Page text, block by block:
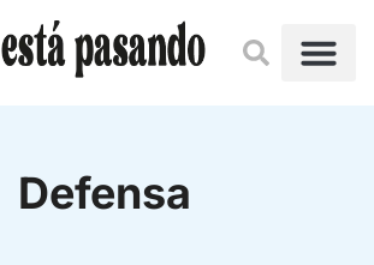
Defensa